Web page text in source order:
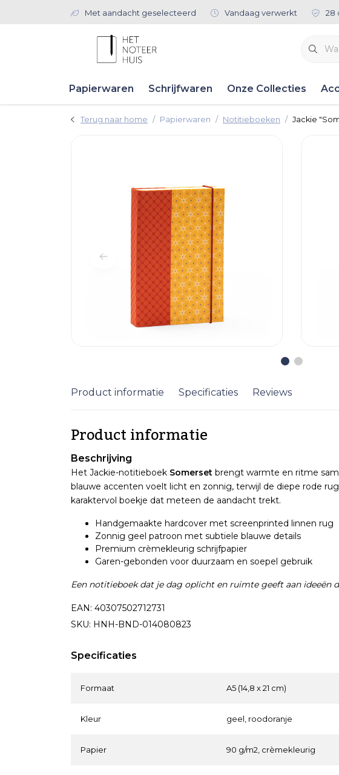
Met aandacht geselecteerd Vandaag verwerkt 28
Papierwaren Schrijfwaren Onze Collecties
Terug naar home Papierwaren Notitieboeken Jackie
Product informatie Specificaties Reviews
Product informatie
Beschrijving
Het Jackie-notitieboek Somerset brengt warmte en ritme
blauwe accenten voelt licht en zonnig, terwijl de diepe rode
karaktervol boekje dat meteen de aandacht trekt.
Handgemaakte hardcover met screenprinted linnen rug
Zonnig geel patroon met subtiele blauwe details
Premium crèmekleurig schrijfpapier
Garen-gebonden voor duurzaam en soepel gebruik
Een notitieboek dat je dag oplicht en ruimte geeft aan ideeën
EAN: 40307502712731
SKU: HNH-BND-014080823
Specificaties
Formaat A5 (14,8 x 21 cm)
Kleur geel, roodoranje
Papier 90 g/m2, crèmekleurig